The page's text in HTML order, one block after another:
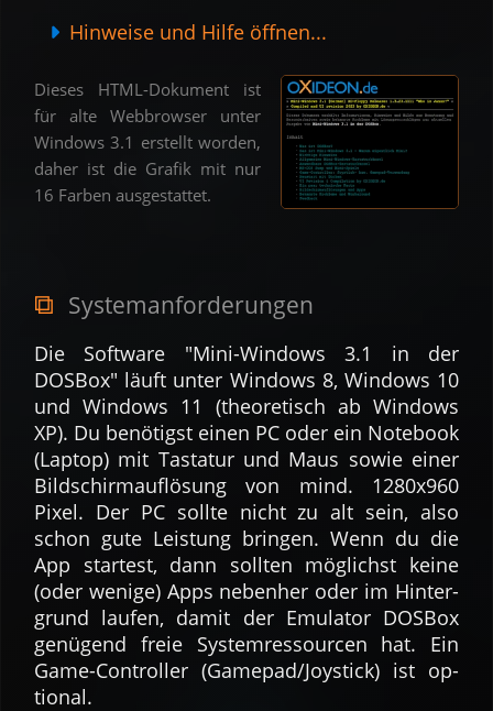
Hinweise und Hilfe öffnen...
Dieses HTML-Dokument ist
für alte Web­browser unter
Windows 3.1 er­stellt worden,
daher ist die Grafik mit nur
16 Farben ausge­stat­tet.
System­an­forde­rungen
Die Software "Mini-Windows 3.1 in der
DOSBox" läuft unter Windows 8, Windows 10
und Windows 11 (theo­retisch ab Windows
XP). Du be­nö­tigst einen PC oder ein Note­book
(Laptop) mit Tasta­tur und Maus sowie einer
Bild­schirm­auf­lösung von mind. 1280x960
Pixel. Der PC sollte nicht zu alt sein, also
schon gute Lei­stung bringen. Wenn du die
App star­test, dann soll­ten mög­lichst keine
(oder wenige) Apps neben­her oder im Hinter­
grund laufen, damit der Emu­lator DOSBox
genü­gend freie System­res­sour­cen hat. Ein
Game-Con­troller (Gamepad/Joystick) ist op­
tio­nal.